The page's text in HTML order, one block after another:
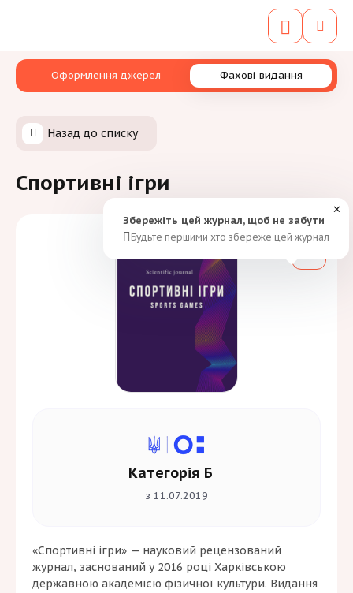
Оформлення джерел Фахові видання
Назад до списку
Спортивні ігри
«Спортивні ігри» — науковий рецензований
журнал, заснований у 2016 році Харківською
державною академією фізичної культури. Видання
Категорія Б
з 11.07.2019
Збережіть цей журнал, щоб не забути
Будьте першими хто збереже цей журнал
✕